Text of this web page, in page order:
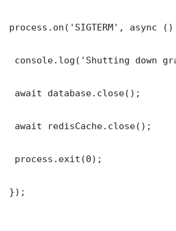
process.on('SIGTERM', async
console.log('Shutting down
await database.close();
await redisCache.close();
process.exit(0);
});